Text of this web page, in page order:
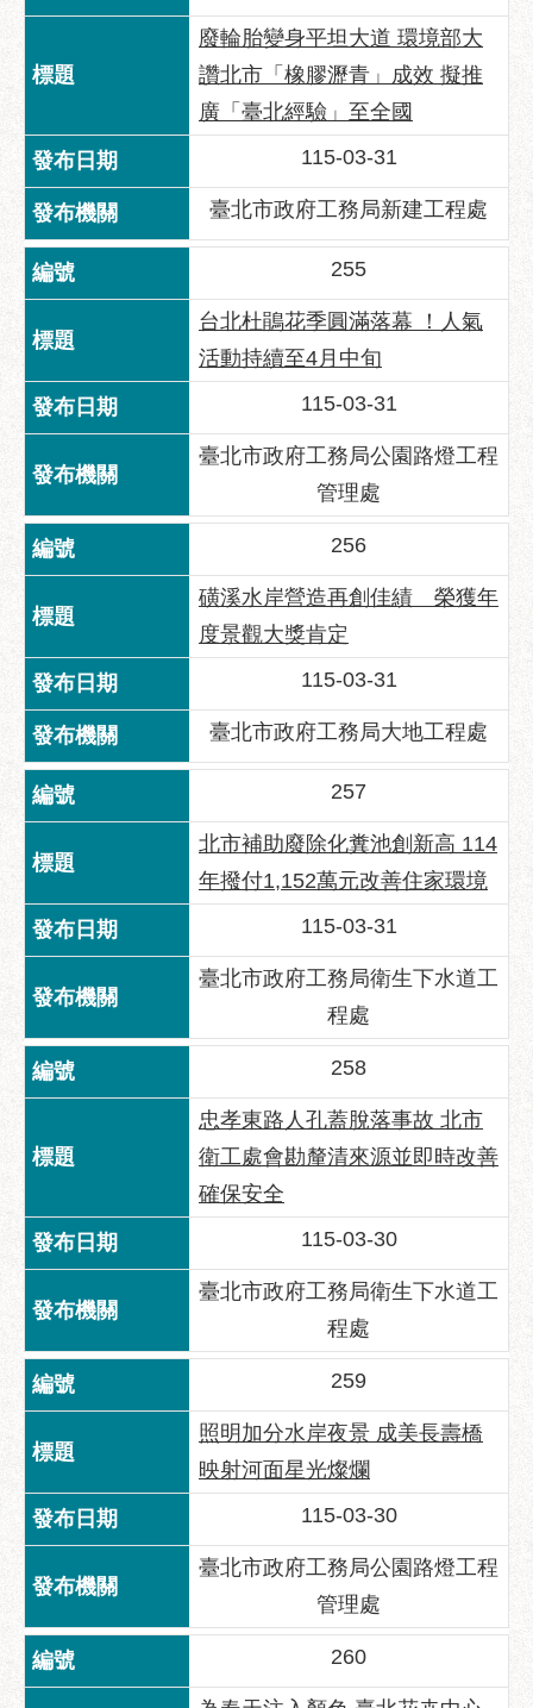
廢輪胎變身平坦大道 環境部大
讚北市「橡膠瀝青」成效 擬推
廣「臺北經驗」至全國
115-03-31
臺北市政府工務局新建工程處
255
台北杜鵑花季圓滿落幕 ！人氣
活動持續至4月中旬
115-03-31
臺北市政府工務局公園路燈工程
管理處
256
磺溪水岸營造再創佳績 榮獲年
度景觀大獎肯定
115-03-31
臺北市政府工務局大地工程處
257
北市補助廢除化糞池創新高 114
年撥付1,152萬元改善住家環境
115-03-31
臺北市政府工務局衛生下水道工
程處
258
忠孝東路人孔蓋脫落事故 北市
衛工處會勘釐清來源並即時改善
確保安全
115-03-30
臺北市政府工務局衛生下水道工
程處
259
照明加分水岸夜景 成美長壽橋
映射河面星光燦爛
115-03-30
臺北市政府工務局公園路燈工程
管理處
260